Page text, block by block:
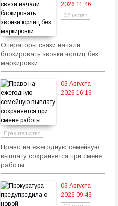
2026 11:46
Общество
Операторы связи начали
блокировать звонки юрлиц без
маркировки
03 Августа
2026 16:19
Правительство
Право на ежегодную семейную
выплату сохраняется при смене
работы
03 Августа
2026 09:43